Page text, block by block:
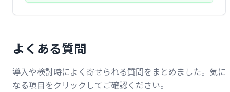
よくある質問
導入や検討時によく寄せられる質問をまとめました。気に
なる項目をクリックしてご確認ください。